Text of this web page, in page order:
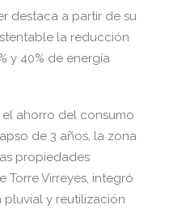
destaca a partir de su
la reducción
y 40% de energía
el ahorro del consumo
de 3 años, la zona
propiedades
Torre Virreyes, integró
y reutilización